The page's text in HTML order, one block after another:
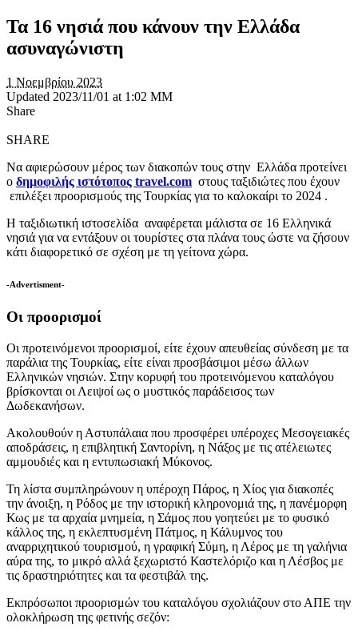
Τα 16 νησιά που κάνουν την Ελλάδα
ασυναγώνιστη
1 Νοεμβρίου 2023
Updated 2023/11/01 at 1:02 ΜΜ
Share
SHARE
Να αφιερώσουν μέρος των διακοπών τους στην Ελλάδα προτείνει
o δημοφιλής ιστότοπος travel.com στους ταξιδιώτες που έχουν
επιλέξει προορισμούς της Τουρκίας για το καλοκαίρι το 2024 .
Η ταξιδιωτική ιστοσελίδα αναφέρεται μάλιστα σε 16 Ελληνικά
νησιά για να εντάξουν οι τουρίστες στα πλάνα τους ώστε να ζήσουν
κάτι διαφορετικό σε σχέση με τη γείτονα χώρα.
-Advertisment-
Οι προορισμοί
Οι προτεινόμενοι προορισμοί, είτε έχουν απευθείας σύνδεση με τα
παράλια της Τουρκίας, είτε είναι προσβάσιμοι μέσω άλλων
Ελληνικών νησιών. Στην κορυφή του προτεινόμενου καταλόγου
βρίσκονται οι Λειψοί ως ο μυστικός παράδεισος των
Δωδεκανήσων.
Ακολουθούν η Αστυπάλαια που προσφέρει υπέροχες Μεσογειακές
αποδράσεις, η επιβλητική Σαντορίνη, η Νάξος με τις ατέλειωτες
αμμουδιές και η εντυπωσιακή Μύκονος.
Τη λίστα συμπληρώνουν η υπέροχη Πάρος, η Χίος για διακοπές
την άνοιξη, η Ρόδος με την ιστορική κληρονομιά της, η πανέμορφη
Κως με τα αρχαία μνημεία, η Σάμος που γοητεύει με το φυσικό
κάλλος της, η εκλεπτυσμένη Πάτμος, η Κάλυμνος του
αναρριχητικού τουρισμού, η γραφική Σύμη, η Λέρος με τη γαλήνια
αύρα της, το μικρό αλλά ξεχωριστό Καστελόριζο και η Λέσβος με
τις δραστηριότητες και τα φεστιβάλ της.
Εκπρόσωποι προορισμών του καταλόγου σχολιάζουν στο ΑΠΕ την
ολοκλήρωση της φετινής σεζόν: